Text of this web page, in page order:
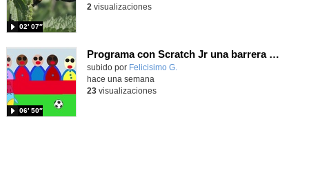
02′ 07″
2 visualizaciones
Programa con Scratch Jr una barrera que se desplaza para dar sensación de movimiento
Contenido educativo.
subido por Felicisimo G.
06′ 50″
hace una semana
23visualizaciones